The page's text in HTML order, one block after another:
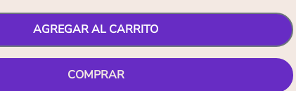
AGREGAR AL CARRITO
COMPRAR